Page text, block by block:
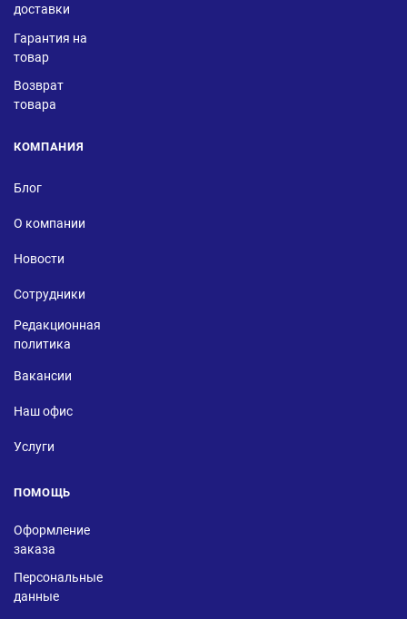
доставки
Гарантия на
товар
Возврат
товара
КОМПАНИЯ
Блог
О компании
Новости
Сотрудники
Редакционная
политика
Вакансии
Наш офис
Услуги
ПОМОЩЬ
Оформление
заказа
Персональные
данные